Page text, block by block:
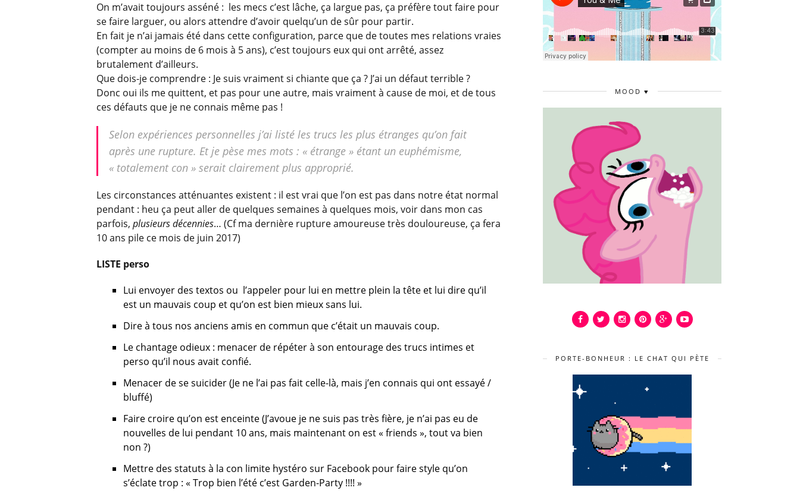
On m’avait toujours asséné : les mecs c’est lâche, ça largue pas, ça préfère tout faire pour
se faire larguer, ou alors attendre d’avoir quelqu’un de sûr pour partir.
En fait je n’ai jamais été dans cette configuration, parce que de toutes mes relations vraies
(compter au moins de 6 mois à 5 ans), c’est toujours eux qui ont arrêté, assez
brutalement d’ailleurs.
Que dois-je comprendre : Je suis vraiment si chiante que ça ? J’ai un défaut terrible ?
Donc oui ils me quittent, et pas pour une autre, mais vraiment à cause de moi, et de tous
ces défauts que je ne connais même pas !
Selon expériences personnelles j’ai listé les trucs les plus étranges qu’on fait
après une rupture. Et je pèse mes mots : « étrange » étant un euphémisme,
« totalement con » serait clairement plus approprié.
Les circonstances atténuantes existent : il est vrai que l’on est pas dans notre état normal
pendant : heu ça peut aller de quelques semaines à quelques mois, voir dans mon cas
parfois, plusieurs décennies… (Cf ma dernière rupture amoureuse très douloureuse, ça fera
10 ans pile ce mois de juin 2017)
LISTE perso
Lui envoyer des textos ou l’appeler pour lui en mettre plein la tête et lui dire qu’il
est un mauvais coup et qu’on est bien mieux sans lui.
Dire à tous nos anciens amis en commun que c’était un mauvais coup.
Le chantage odieux : menacer de répéter à son entourage des trucs intimes et
perso qu’il nous avait confié.
Menacer de se suicider (Je ne l’ai pas fait celle-là, mais j’en connais qui ont essayé /
bluffé)
Faire croire qu’on est enceinte (J’avoue je ne suis pas très fière, je n’ai pas eu de
nouvelles de lui pendant 10 ans, mais maintenant on est « friends », tout va bien
non ?)
Mettre des statuts à la con limite hystéro sur Facebook pour faire style qu’on
s’éclate trop : « Trop bien l’été c’est Garden-Party !!!! »
MOOD ♥
PORTE-BONHEUR : LE CHAT QUI PÈTE